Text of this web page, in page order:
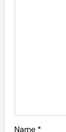
Name *